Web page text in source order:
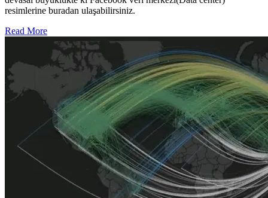
resimlerine buradan ulaşabilirsiniz.
Read More